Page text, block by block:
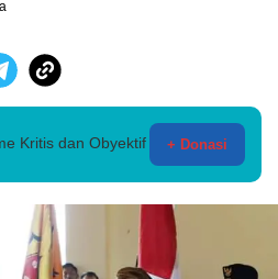
Kritis dan Obyektif + Donasi